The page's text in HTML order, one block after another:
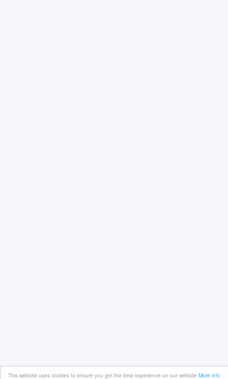
This website uses cookies to ensure you get the best experience on our website More info